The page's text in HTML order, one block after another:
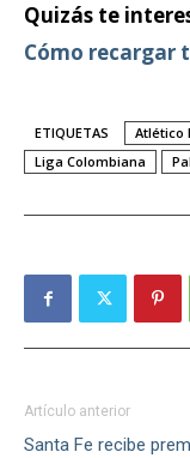
Quizás te
Cómo recargar
ETIQUETAS Atlético
Liga Colombiana
Artículo anterior
Santa Fe recibe